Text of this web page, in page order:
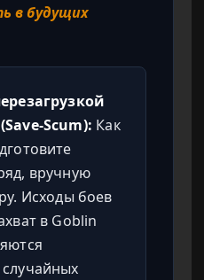
в будущих
Scum): Как
вручную
Исходы боев
в Goblin